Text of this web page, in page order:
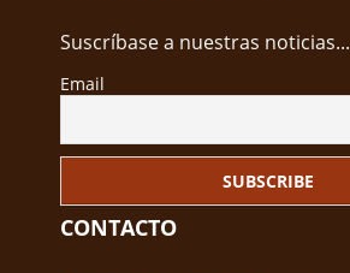
Suscríbase a nuestras noticias...
Email
CONTACTO